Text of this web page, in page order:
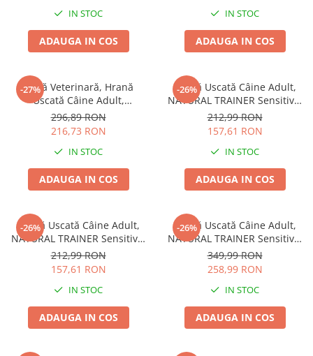
IN STOC
ADAUGA IN COS
IN STOC
ADAUGA IN COS
-27%
Dietă Veterinară, Hrană
Uscată Câine Adult,
EXCLUSION Intestinal, Talie
Mică, Porc și Orez, 7kg
296,89 RON
216,73 RON
IN STOC
ADAUGA IN COS
-26%
Hrană Uscată Câine Adult,
NATURAL TRAINER Sensitive,
Talie Mică, Prosciutto Crudo,
7kg
212,99 RON
157,61 RON
IN STOC
ADAUGA IN COS
-26%
Hrană Uscată Câine Adult,
NATURAL TRAINER Sensitive,
Talie Mică, Vită și Orez, 7kg
212,99 RON
157,61 RON
IN STOC
ADAUGA IN COS
-26%
Hrană Uscată Câine Adult,
NATURAL TRAINER Sensitive,
Fără Gluten, Talie
Medie/Mare, Rață, 12kg
349,99 RON
258,99 RON
IN STOC
ADAUGA IN COS